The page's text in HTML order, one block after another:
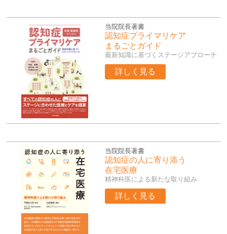
当院院長著書
認知症プライマリケア
まるごとガイド
最新知識に基づくステージアプローチ
詳しく見る
当院院長著書
認知症の人に寄り添う
在宅医療
精神科医による新たな取り組み
詳しく見る